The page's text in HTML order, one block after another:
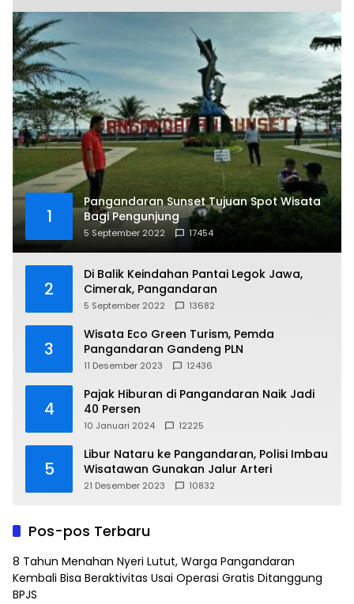
1
Pangandaran Sunset Tujuan Spot Wisata
Bagi Pengunjung
5 September 2022 17454
2
Di Balik Keindahan Pantai Legok Jawa,
Cimerak, Pangandaran
5 September 2022 13682
3
Wisata Eco Green Turism, Pemda
Pangandaran Gandeng PLN
11 Desember 2023 12436
4
Pajak Hiburan di Pangandaran Naik Jadi
40 Persen
10 Januari 2024 12225
5
Libur Nataru ke Pangandaran, Polisi Imbau
Wisatawan Gunakan Jalur Arteri
21 Desember 2023 10832
Pos-pos Terbaru
8 Tahun Menahan Nyeri Lutut, Warga Pangandaran
Kembali Bisa Beraktivitas Usai Operasi Gratis Ditanggung
BPJS